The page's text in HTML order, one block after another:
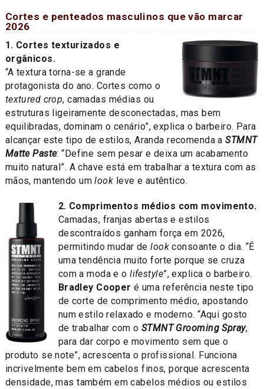
Cortes e penteados masculinos que vão marcar
2026
1. Cortes texturizados e
orgânicos.
“A textura torna-se a grande
protagonista do ano. Cortes como o
textured crop, camadas médias ou
estruturas ligeiramente desconectadas, mas bem
equilibradas, dominam o cenário”, explica o barbeiro. Para
alcançar este tipo de estilos, Aranda recomenda aSTMNT
Matte Paste: “Define sem pesar e deixa um acabamento
muito natural”. A chave está em trabalhar a textura com as
mãos, mantendo umlook leve e autêntico.
2. Comprimentos médios com movimento.
Camadas, franjas abertas e estilos
descontraídos ganham força em 2026,
permitindo mudar delook consoante o dia. “É
uma tendência muito forte porque se cruza
com a moda e olifestyle”, explica o barbeiro.
Bradley Cooper é uma referência neste tipo
de corte de comprimento médio, apostando
num estilo relaxado e moderno. “Aqui gosto
de trabalhar com o STMNT Grooming Spray,
para dar corpo e movimento sem que o
produto se note”, acrescenta o profissional. Funciona
incrivelmente bem em cabelos finos, porque acrescenta
densidade, mas também em cabelos médios ou estilos